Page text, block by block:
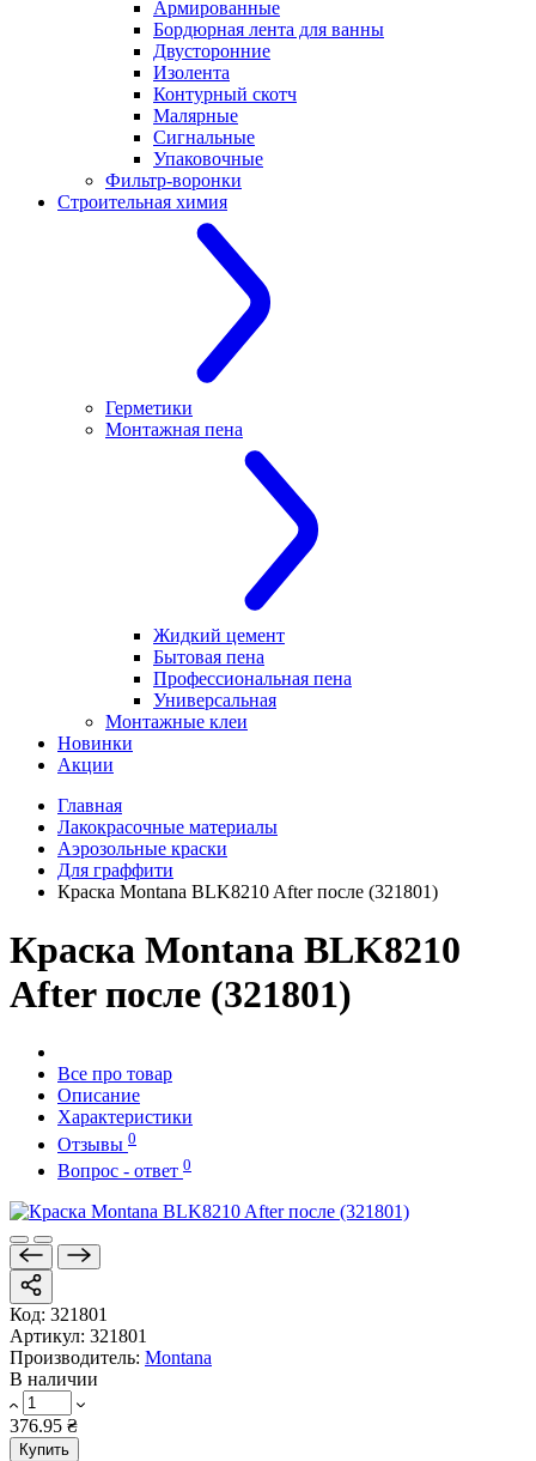
Армированные
Бордюрная лента для ванны
Двусторонние
Изолента
Контурный скотч
Малярные
Сигнальные
Упаковочные
Фильтр-воронки
Строительная химия
Герметики
Монтажная пена
Жидкий цемент
Бытовая пена
Профессиональная пена
Универсальная
Монтажные клеи
Новинки
Акции
Главная
Лакокрасочные материалы
Аэрозольные краски
Для граффити
Краска Montana BLK8210 After после (321801)
Краска Montana BLK8210
After после (321801)
Все про товар
Описание
Характеристики
Отзывы 0
Вопрос - ответ 0
Код: 321801
Артикул: 321801
Производитель: Montana
В наличии
376.95 ₴
Купить